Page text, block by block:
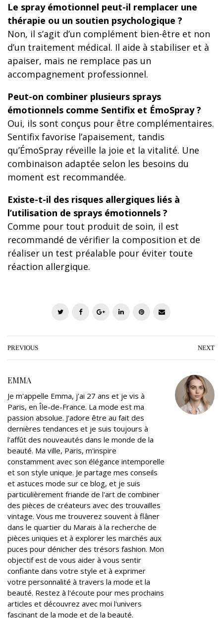
Le spray émotionnel peut-il remplacer une
thérapie ou un soutien psychologique ?
Non, il s’agit d’un complément bien-être et non
d’un traitement médical. Il aide à stabiliser et à
apaiser, mais ne remplace pas un
accompagnement professionnel.
Peut-on combiner plusieurs sprays
émotionnels comme Sentifix et ÉmoSpray ?
Oui, ils sont conçus pour être complémentaires.
Sentifix favorise l’apaisement, tandis
qu’ÉmoSpray réveille la joie et la vitalité. Une
combinaison adaptée selon les besoins du
moment est recommandée.
Existe-t-il des risques allergiques liés à
l’utilisation de sprays émotionnels ?
Comme pour tout produit de soin, il est
recommandé de vérifier la composition et de
réaliser un test préalable pour éviter toute
réaction allergique.
i
t
c
b
k
o
l
n
e
n
n
e
a
l
PREVIOUS NEXT
EMMA
Je m'appelle Emma, j'ai 27 ans et je vis à
Paris, en Île-de-France. La mode est ma
passion absolue. J'adore être au fait des
dernières tendances et je suis toujours à
l'affût des nouveautés dans le monde de la
beauté. Ma ville, Paris, m'inspire
constamment avec son élégance intemporelle
et son style unique. Je partage mes conseils
et astuces mode sur ce blog, et je suis
particulièrement friande de l'art de combiner
des pièces de créateurs avec des trouvailles
vintage. Vous me trouverez souvent à flâner
dans le quartier du Marais à la recherche de
pièces uniques et à explorer les marchés aux
puces pour dénicher des trésors fashion. Mon
objectif est de vous aider à vous sentir
confiante dans votre style et à exprimer
votre personnalité à travers la mode et la
beauté. Restez à l'écoute pour mes prochains
articles et découvrez avec moi l'univers
fascinant de la mode et de la beauté.